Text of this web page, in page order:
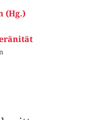
(Hg.)